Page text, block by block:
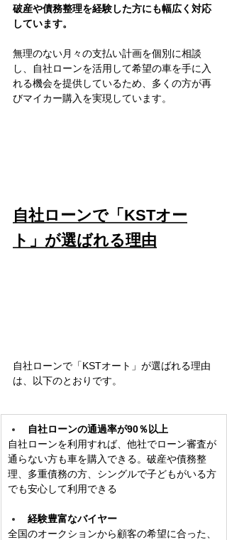
破産や債務整理を経験した方にも幅広く対応
しています。
無理のない月々の支払い計画を個別に相談
し、自社ローンを活用して希望の車を手に入
れる機会を提供しているため、多くの方が再
びマイカー購入を実現しています。
自社ローンで「KSTオー
ト」が選ばれる理由
自社ローンで「KSTオート」が選ばれる理由
は、以下のとおりです。
自社ローンの通過率が90％以上
自社ローンを利用すれば、他社でローン審査が
通らない方も車を購入できる。破産や債務整
理、多重債務の方、シングルで子どもがいる方
でも安心して利用できる
経験豊富なバイヤー
全国のオークションから顧客の希望に合った、